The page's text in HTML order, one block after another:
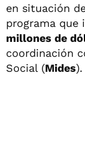
en situación
programa que
millones de
coordinación
Social (Mides).